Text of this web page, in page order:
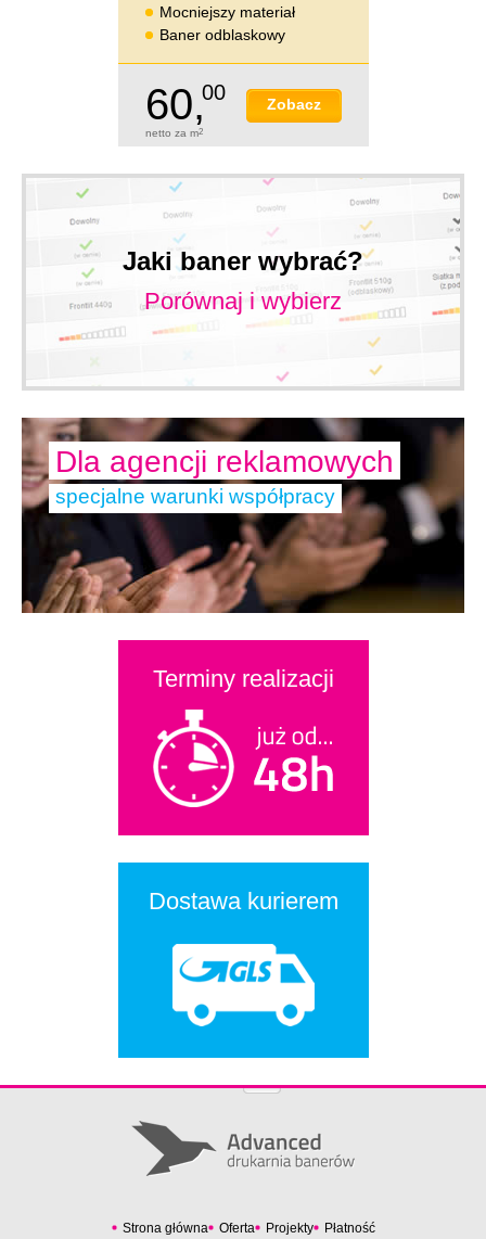
Mocniejszy materiał
Baner odblaskowy
Zobacz
60,00
netto za m2
Jaki baner wybrać?
Porównaj i wybierz
Dla agencji reklamowych
specjalne warunki współpracy
Terminy realizacji
Dostawa kurierem
Strona główna Oferta Projekty
Płatność